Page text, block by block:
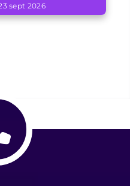
sept 2026